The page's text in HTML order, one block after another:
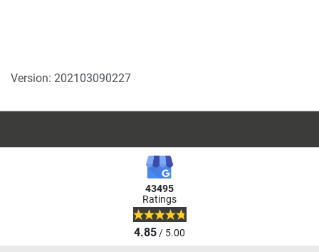
Version: 202103090227
43495
Ratings
4.85/ 5.00